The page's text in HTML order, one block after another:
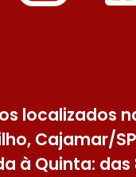
localizados
Cajamar/
Quinta: das